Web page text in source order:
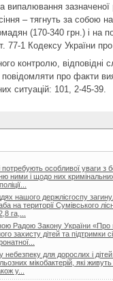
зазначеної
– тягнуть за собою
(170-340 грн.) і на
77-1 Кодексу України
контролю,
повідомляти про факти
ситуацій: 101, 2-45-39.
потребують особливої уваги
ними і щодо них
нашого держлісгоспу
на території Сумівського
га,...
Радою Закону України «Про
захисту дітей та підтримки
для дорослих і
мікобактерій, які
у...